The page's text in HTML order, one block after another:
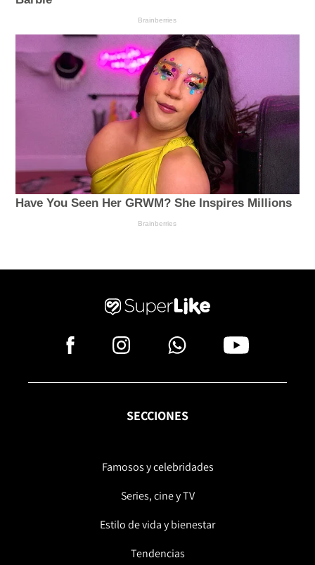
SECCIONES
Famosos y celebridades
Series, cine y TV
Estilo de vida y bienestar
Tendencias